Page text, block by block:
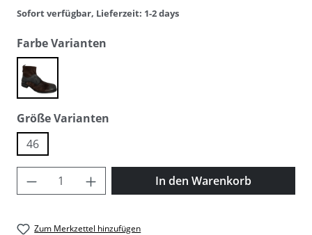
Sofort verfügbar, Lieferzeit: 1-2 days
Farbe Varianten
brown
Größe Varianten
46
Produkt Anzahl: Gib den gewünschten
In den Warenkorb
Zum Merkzettel hinzufügen